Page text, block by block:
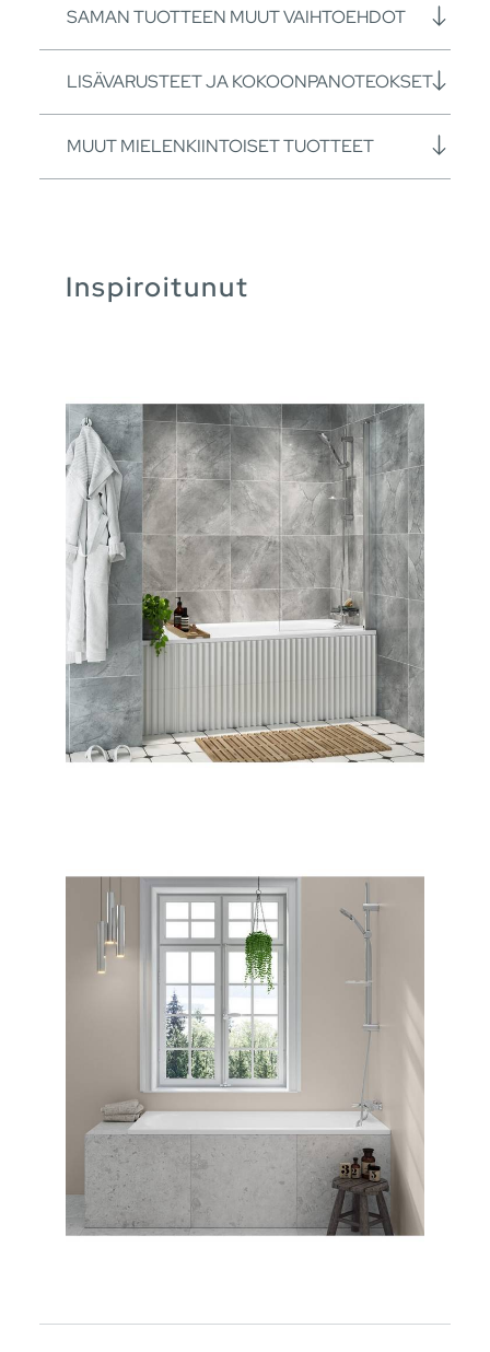
SAMAN TUOTTEEN MUUT VAIHTOEHDOT
LISÄVARUSTEET JA KOKOONPANOTEOKSET
MUUT MIELENKIINTOISET TUOTTEET
Inspiroitunut